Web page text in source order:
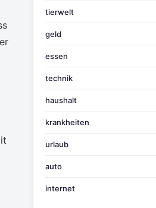
tierwelt
geld
essen
technik
haushalt
krankheiten
urlaub
auto
internet